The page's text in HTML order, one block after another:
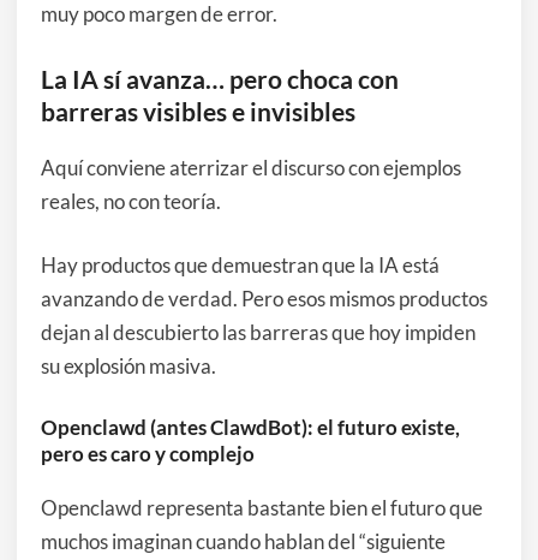
muy poco margen de error.
La IA sí avanza… pero choca con
barreras visibles e invisibles
Aquí conviene aterrizar el discurso con ejemplos
reales, no con teoría.
Hay productos que demuestran que la IA está
avanzando de verdad. Pero esos mismos productos
dejan al descubierto las barreras que hoy impiden
su explosión masiva.
Openclawd (antes ClawdBot): el futuro existe,
pero es caro y complejo
Openclawd representa bastante bien el futuro que
muchos imaginan cuando hablan del “siguiente